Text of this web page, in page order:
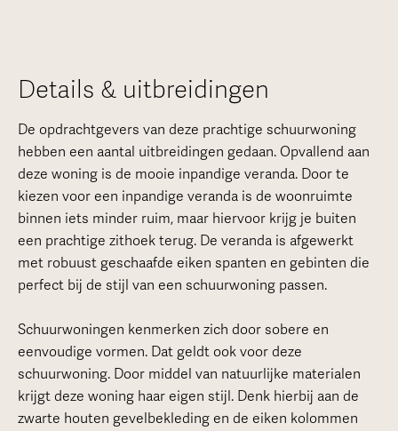
Details & uitbreidingen
De opdrachtgevers van deze prachtige schuurwoning
hebben een aantal uitbreidingen gedaan. Opvallend aan
deze woning is de mooie inpandige veranda. Door te
kiezen voor een inpandige veranda is de woonruimte
binnen iets minder ruim, maar hiervoor krijg je buiten
een prachtige zithoek terug. De veranda is afgewerkt
met robuust geschaafde eiken spanten en gebinten die
perfect bij de stijl van een schuurwoning passen.
Schuurwoningen kenmerken zich door sobere en
eenvoudige vormen. Dat geldt ook voor deze
schuurwoning. Door middel van natuurlijke materialen
krijgt deze woning haar eigen stijl. Denk hierbij aan de
zwarte houten gevelbekleding en de eiken kolommen